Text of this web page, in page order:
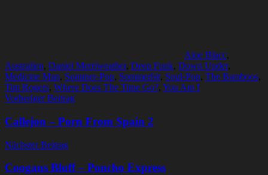
Aloe Blacc,
Australien, Daniel Merriweather, Deep Funk, Down Under,
Medicine Man, Sommer-Pop, Sommerhit, Soul-Pop, The Bamboos,
Tim Rogers, Where Does The Time Go?, You Am I
Beitragsnavigation
Vorheriger Beitrag
Callejon – Porn From Spain 2
Nächster Beitrag
Coogans Bluff – Poncho Express